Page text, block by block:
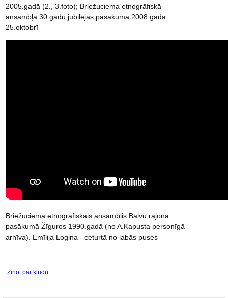
2005.gadā (2., 3.foto); Briežuciema etnogrāfiskā
ansambļa 30 gadu jubilejas pasākumā 2008.gada
25.oktobrī
Briežuciema etnogrāfiskais ansamblis Balvu rajona
pasākumā Žīguros 1990.gadā (no A.Kapusta personīgā
arhīva). Emīlija Logina - ceturtā no labās puses
Ziņot par kļūdu